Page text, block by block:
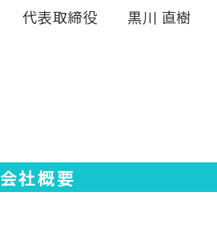
代表取締役 黒川 直樹
会社概要